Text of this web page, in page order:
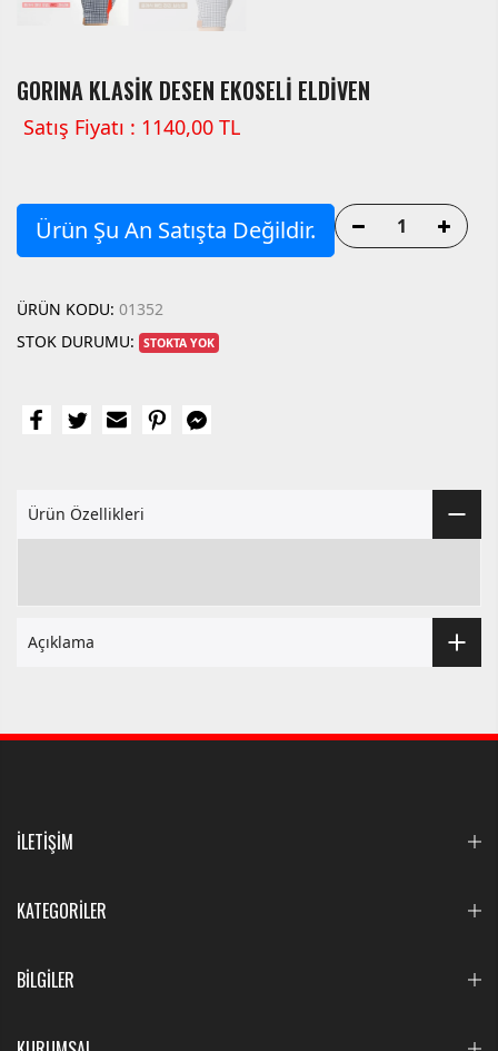
GORINA KLASİK DESEN EKOSELİ ELDİVEN
Satış Fiyatı : 1140,00 TL
Ürün Şu An Satışta Değildir.
ÜRÜN KODU: 01352
STOK DURUMU:
STOKTA YOK
Ürün Özellikleri
Açıklama
İLETİŞİM
KATEGORİLER
BİLGİLER